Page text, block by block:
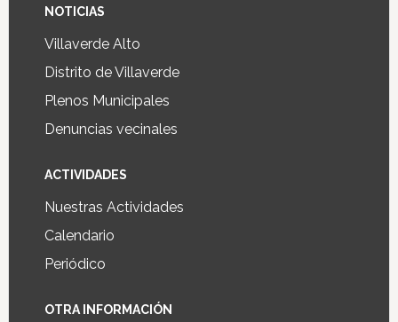
NOTICIAS
Villaverde Alto
Distrito de Villaverde
Plenos Municipales
Denuncias vecinales
ACTIVIDADES
Nuestras Actividades
Calendario
Periódico
OTRA INFORMACIÓN